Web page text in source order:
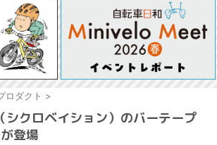
ロダクト >
シクロベイション）のバーテープ
登場